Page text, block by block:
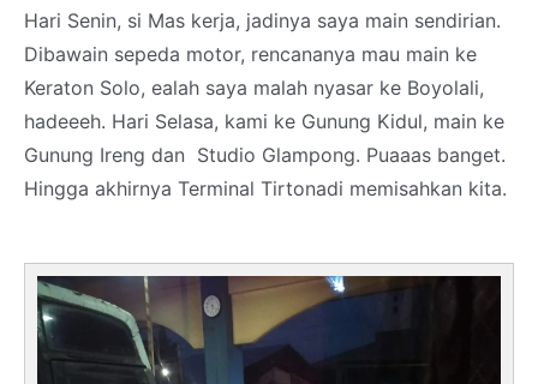
Hari Senin, si Mas kerja, jadinya saya main sendirian.
Dibawain sepeda motor, rencananya mau main ke
Keraton Solo, ealah saya malah nyasar ke Boyolali,
hadeeeh. Hari Selasa, kami ke Gunung Kidul, main ke
Gunung Ireng dan Studio Glampong. Puaaas banget.
Hingga akhirnya Terminal Tirtonadi memisahkan kita.